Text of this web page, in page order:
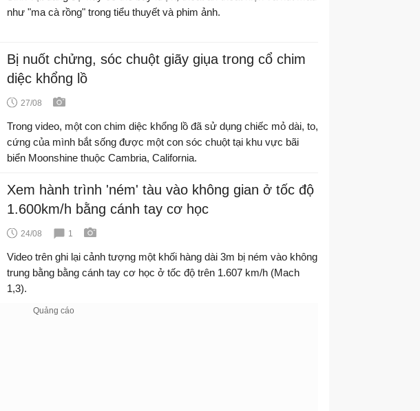
như "ma cà rồng" trong tiểu thuyết và phim ảnh.
Bị nuốt chửng, sóc chuột giãy giụa trong cổ chim
diệc khổng lồ
27/08
Trong video, một con chim diệc khổng lồ đã sử dụng chiếc mỏ dài, to,
cứng của mình bắt sống được một con sóc chuột tại khu vực bãi
biển Moonshine thuộc Cambria, California.
Xem hành trình 'ném' tàu vào không gian ở tốc độ
1.600km/h bằng cánh tay cơ học
24/08 1
Video trên ghi lại cảnh tượng một khối hàng dài 3m bị ném vào không
trung bằng bằng cánh tay cơ học ở tốc độ trên 1.607 km/h (Mach
1,3).